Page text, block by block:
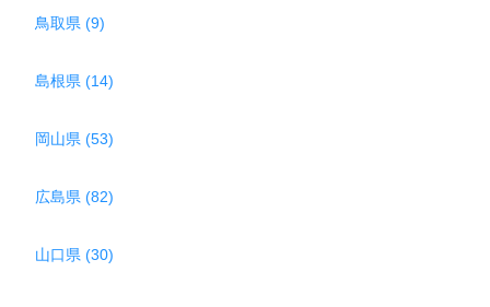
鳥取県 (9)
島根県 (14)
岡山県 (53)
広島県 (82)
山口県 (30)